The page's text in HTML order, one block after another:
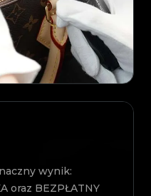
wynik:
oraz BEZPŁATNY